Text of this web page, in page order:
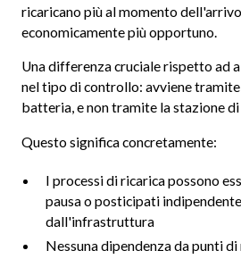
ricaricano più al momento
economicamente più opportuno.
Una differenza cruciale rispetto ad
nel tipo di controllo: avviene tramite
batteria, e non tramite la stazione
Questo significa concretamente:
I processi di ricarica possono
pausa o posticipati
dall'infrastruttura
Nessuna dipendenza da punti